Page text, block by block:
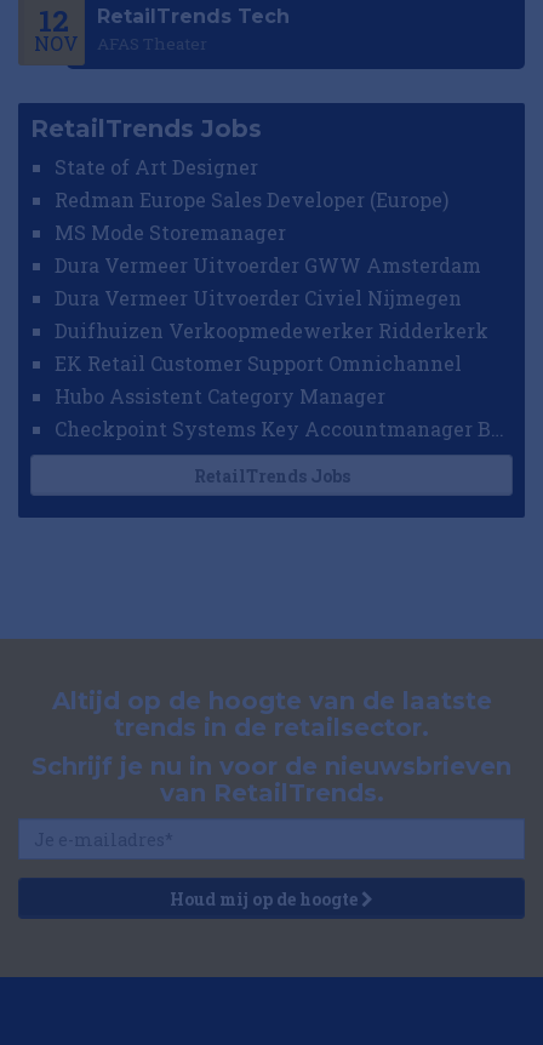
12
NOV
RetailTrends Tech
AFAS Theater
RetailTrends Jobs
State of Art Designer
Redman Europe Sales Developer (Europe)
MS Mode Storemanager
Dura Vermeer Uitvoerder GWW Amsterdam
Dura Vermeer Uitvoerder Civiel Nijmegen
Duifhuizen Verkoopmedewerker Ridderkerk
EK Retail Customer Support Omnichannel
Hubo Assistent Category Manager
Checkpoint Systems Key Accountmanager Benelux
RetailTrends Jobs
Altijd op de hoogte van de laatste
trends in de retailsector.
Schrijf je nu in voor de nieuwsbrieven
van RetailTrends.
Houd mij op de hoogte